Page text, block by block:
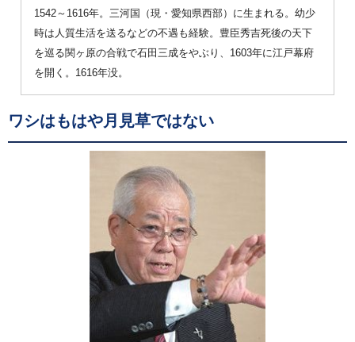
1542～1616年。三河国（現・愛知県西部）に生まれる。幼少
時は人質生活を送るなどの不遇も経験。豊臣秀吉死後の天下
を巡る関ヶ原の合戦で石田三成をやぶり、1603年に江戸幕府
を開く。1616年没。
ワシはもはや月見草ではない